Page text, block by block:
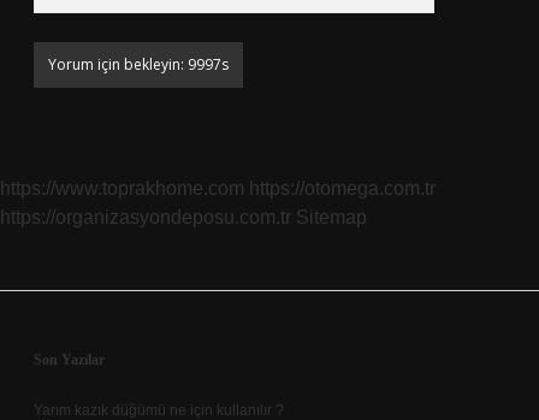
https://www.toprakhome.com https://otomega.com.tr
https://organizasyondeposu.com.tr Sitemap
Sidebar
Son Yazılar
Yarım kazık düğümü ne için kullanılır ?